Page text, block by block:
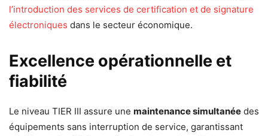
l’introduction des services de certification et de signature
électroniques dans le secteur économique.
Excellence opérationnelle et
fiabilité
Le niveau TIER III assure une maintenance simultanée des
équipements sans interruption de service, garantissant